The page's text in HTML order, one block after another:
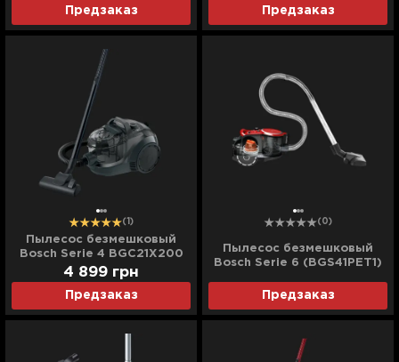
Предзаказ Предзаказ
(1)
Пылесос безмешковый
Bosch Serie 4 BGC21X200
(Black)
Предзаказ
4 899 грн
(0)
Пылесос безмешковый
Bosch Serie 6 (BGS41PET1)
Предзаказ